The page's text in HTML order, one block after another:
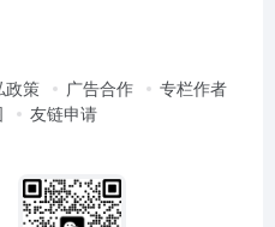
政策 广告合作
专栏作者
友链申请